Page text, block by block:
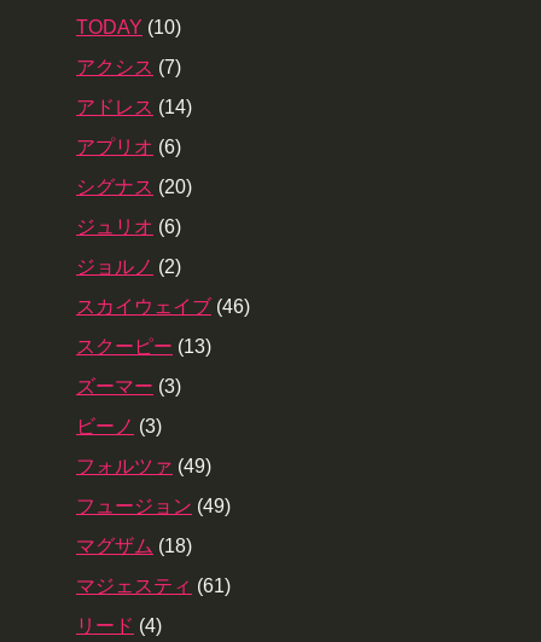
TODAY (10)
アクシス (7)
アドレス (14)
アプリオ (6)
シグナス (20)
ジュリオ (6)
ジョルノ (2)
スカイウェイブ (46)
スクーピー (13)
ズーマー (3)
ビーノ (3)
フォルツァ (49)
フュージョン (49)
マグザム (18)
マジェスティ (61)
リード (4)